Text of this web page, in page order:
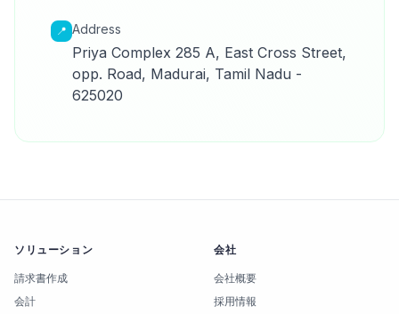
📍 Address
Priya Complex 285 A, East Cross Street,
opp. Road, Madurai, Tamil Nadu -
625020
ソリューション
請求書作成
会計
会社
会社概要
採用情報